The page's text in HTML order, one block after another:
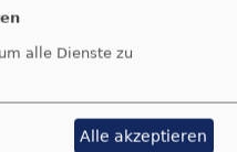
Herzliche Einladung
zur nächsten Kirche
dieses Mal bei der
Feuerwehr in
alle Dienste zu
Alle akzeptieren